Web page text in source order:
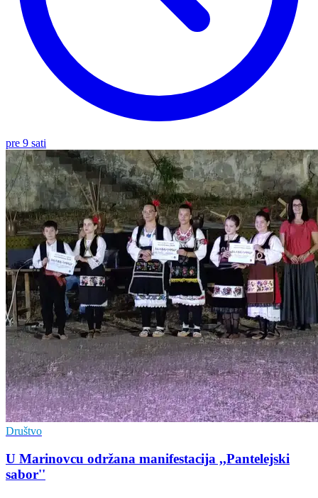
pre 9 sati
Društvo
U Marinovcu održana manifestacija ,,Pantelejski
sabor''